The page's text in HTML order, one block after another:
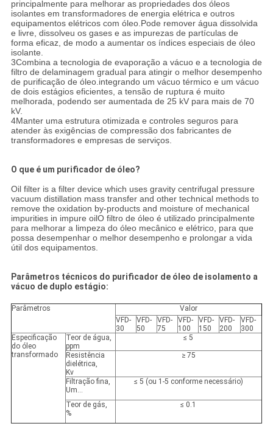
principalmente para melhorar as propriedades dos óleos
isolantes em transformadores de energia elétrica e outros
equipamentos elétricos com óleo.Pode remover água dissolvida
e livre, dissolveu os gases e as impurezas de partículas de
forma eficaz, de modo a aumentar os índices especiais de óleo
isolante.
3Combina a tecnologia de evaporação a vácuo e a tecnologia de
filtro de delaminagem gradual para atingir o melhor desempenho
de purificação de óleo.integrando um vácuo térmico e um vácuo
de dois estágios eficientes, a tensão de ruptura é muito
melhorada, podendo ser aumentada de 25 kV para mais de 70
kV.
4Manter uma estrutura otimizada e controles seguros para
atender às exigências de compressão dos fabricantes de
transformadores e empresas de serviços.
O que é um purificador de óleo?
Oil filter is a filter device which uses gravity centrifugal pressure
vacuum distillation mass transfer and other technical methods to
remove the oxidation by-products and moisture of mechanical
impurities in impure oilO filtro de óleo é utilizado principalmente
para melhorar a limpeza do óleo mecânico e elétrico, para que
possa desempenhar o melhor desempenho e prolongar a vida
útil dos equipamentos.
Parâmetros técnicos do purificador de óleo de isolamento a
vácuo de duplo estágio:
Parâmetros
Valor
VFD-
30
VFD-
50
VFD-
75
VFD-
100
VFD-
150
VFD-
200
VFD-
300
Especificação
do óleo
transformado
Teor de água,
ppm
≤ 5
Resistência
dielétrica,
Kv
≥ 75
Filtração fina,
Um...
≤ 5 (ou 1-5 conforme necessário)
Teor de gás,
%
≤ 0.1